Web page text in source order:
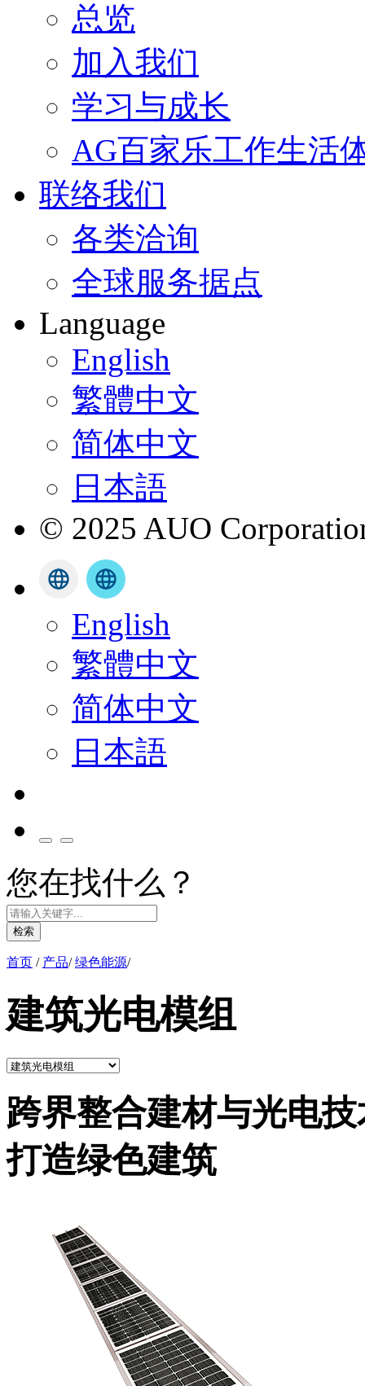
总览
加入我们
学习与成长
AG百家乐工作生活
联络我们
各类洽询
全球服务据点
Language
English
繁體中文
简体中文
日本語
© 2025 AUO
English
繁體中文
简体中文
日本語
您在找什么？
检索
首页 / 产品/ 绿色能源/
建筑光电模组
跨界整合建材与光电技
打造绿色建筑